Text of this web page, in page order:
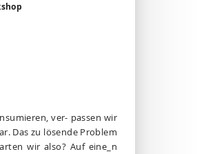
ver- passen wir
Das zu lösende Problem
wir also? Auf eine_n